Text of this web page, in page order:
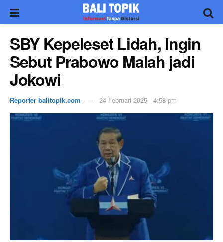
SBY Kepeleset Lidah, Ingin
Sebut Prabowo Malah jadi
Jokowi
Reporter balitopik.com 24 Februari 2025 - 4:58 pm